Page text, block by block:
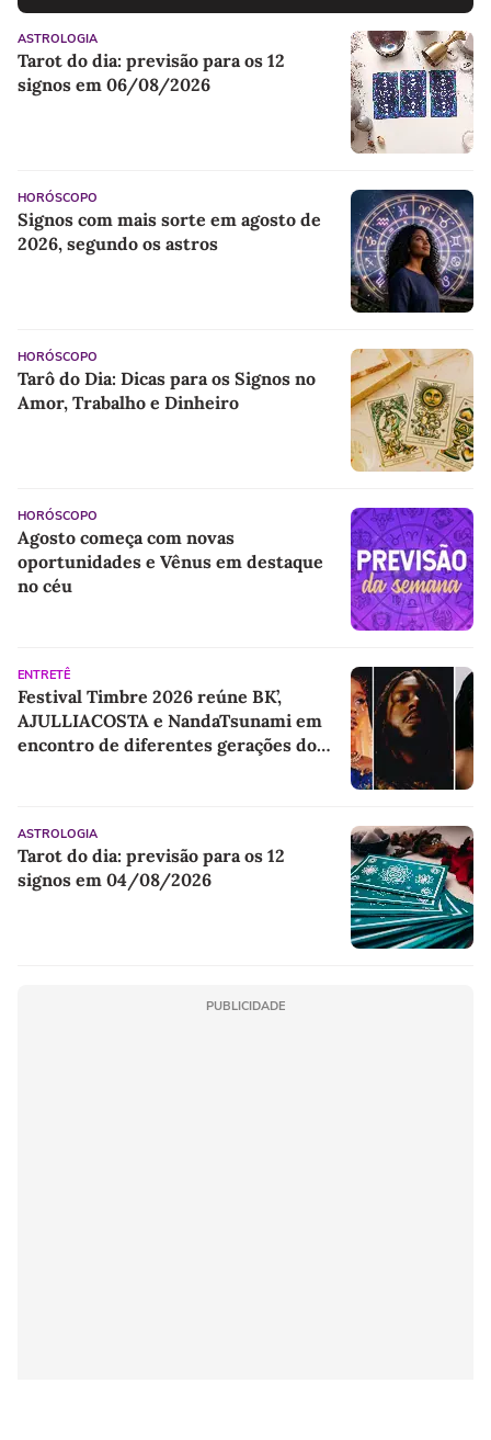
ASTROLOGIA
Tarot do dia: previsão para os 12
signos em 06/08/2026
HORÓSCOPO
Signos com mais sorte em agosto de
2026, segundo os astros
HORÓSCOPO
Tarô do Dia: Dicas para os Signos no
Amor, Trabalho e Dinheiro
HORÓSCOPO
Agosto começa com novas
oportunidades e Vênus em destaque
no céu
ENTRETÊ
Festival Timbre 2026 reúne BK’,
AJULLIACOSTA e NandaTsunami em
encontro de diferentes gerações do
ASTROLOGIA
Tarot do dia: previsão para os 12
signos em 04/08/2026
PUBLICIDADE